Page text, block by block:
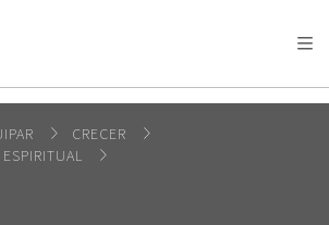
CRECER